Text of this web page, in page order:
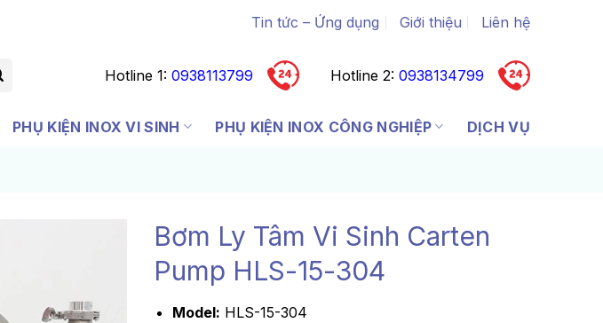
Tin tức – Ứng dụng Giới thiệu Liên hệ
Hotline 1:0938113799 Hotline 2: 0938134799
PHỤ KIỆN INOX VI SINH PHỤ KIỆN INOX CÔNG NGHIỆP DỊCH VỤ
Bơm Ly Tâm Vi Sinh Carten
Pump HLS-15-304
Model: HLS-15-304